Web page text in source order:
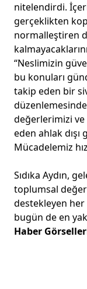
nitelendirdi.
gerçeklikten
normalleştiren
“Neslimizin
bu konuları
takip eden bir
değerlerimizi ve
eden ahlak dışı
Mücadelemiz
Sıdıka Aydın,
toplumsal
destekleyen
bugün de en
Haber